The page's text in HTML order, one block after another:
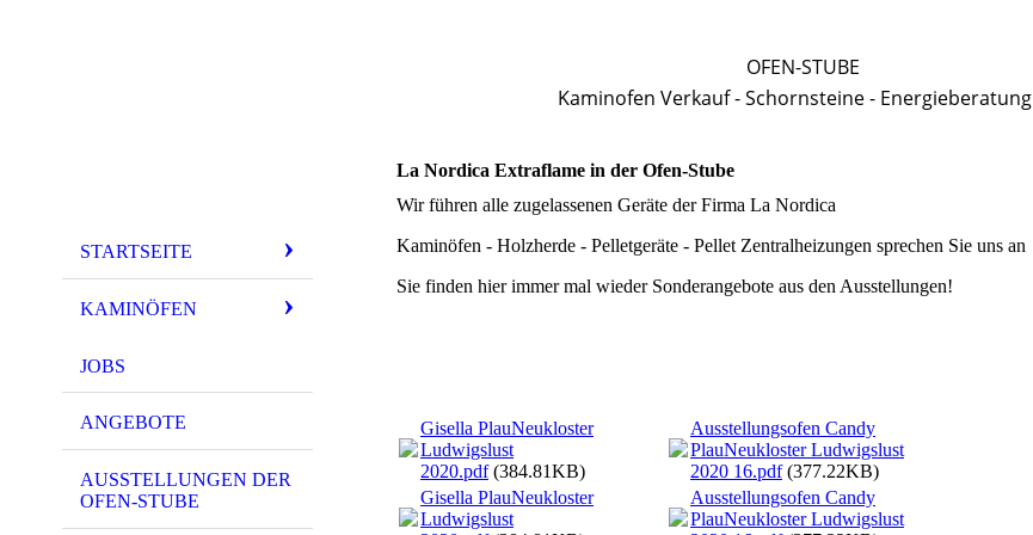
STARTSEITE
KAMINÖFEN
JOBS
ANGEBOTE
AUSSTELLUNGEN DER
OFEN-STUBE
OFEN-STUBE
Kaminofen Verkauf - Schornsteine - Energieberatung
La Nordica Extraflame in der Ofen-Stube
Wir führen alle zugelassenen Geräte der Firma La Nordica
Kaminöfen - Holzherde - Pelletgeräte - Pellet Zentralheizungen sprechen Sie uns an
Sie finden hier immer mal wieder Sonderangebote aus den Ausstellungen!
Gisella PlauNeukloster
Ludwigslust
2020.pdf(384.81KB)
Gisella PlauNeukloster
Ludwigslust
Ausstellungsofen Candy
PlauNeukloster Ludwigslust
2020 16.pdf(377.22KB)
Ausstellungsofen Candy
PlauNeukloster Ludwigslust